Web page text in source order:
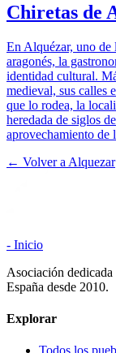
Chiretas de
En Alquézar, uno de
aragonés, la
identidad cultural.
medieval, sus calles
que lo rodea, la
heredada de siglos
aprovechamiento de
← Volver a Alquezar
- Inicio
Asociación
España desde 2010.
Explorar